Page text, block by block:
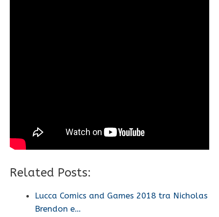
Related Posts:
Lucca Comics and Games 2018 tra Nicholas
Brendon e…